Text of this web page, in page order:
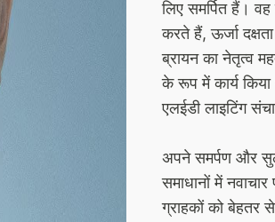
लिए समर्पित हैं।
करते हैं, ऊर्जा
ब्रायन का नेतृत्व
के रूप में कार्य
एलईडी लाइटिंग
अपने समर्पण और
समाधानों में
ग्राहकों को बेहतर